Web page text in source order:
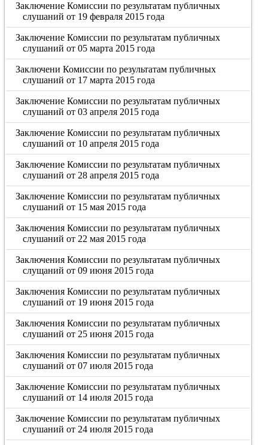
Заключение Комиссии по результатам публичных
слушаний от 19 февраля 2015 года
Заключение Комиссии по результатам публичных
слушаний от 05 марта 2015 года
Заключени Комиссии по результатам публичных
слушаний от 17 марта 2015 года
Заключение Комиссии по результатам публичных
слушаний от 03 апреля 2015 года
Заключение Комиссии по результатам публичных
слушаний от 10 апреля 2015 года
Заключение Комиссии по результатам публичных
слушаний от 28 апреля 2015 года
Заключение Комиссии по результатам публичных
слушаний от 15 мая 2015 года
Заключения Комиссии по результатам публичных
слушаний от 22 мая 2015 года
Заключения Комиссии по результатам публичных
слущаний от 09 июня 2015 года
Заключения Комиссии по результатам публичных
слушаний от 19 июня 2015 года
Заключения Комиссии по результатам публичных
слушаний от 25 июня 2015 года
Заключения Комиссии по результатам публичных
слушаний от 07 июля 2015 года
Заключение Комиссии по результатам публичных
слушаний от 14 июля 2015 года
Заключение Комиссии по результатам публичных
слушаний от 24 июля 2015 года